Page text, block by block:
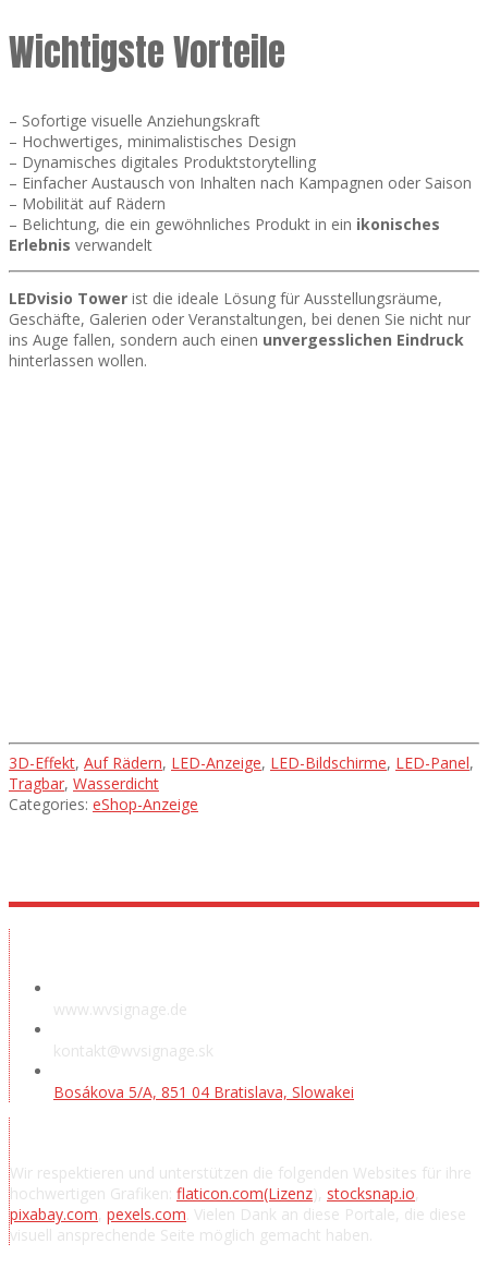
Wichtigste Vorteile
– Sofortige visuelle Anziehungskraft
– Hochwertiges, minimalistisches Design
– Dynamisches digitales Produktstorytelling
– Einfacher Austausch von Inhalten nach Kampagnen oder Saison
– Mobilität auf Rädern
– Belichtung, die ein gewöhnliches Produkt in ein ikonisches
Erlebnis verwandelt
LEDvisio Tower ist die ideale Lösung für Ausstellungsräume,
Geschäfte, Galerien oder Veranstaltungen, bei denen Sie nicht nur
ins Auge fallen, sondern auch einen unvergesslichen Eindruck
hinterlassen wollen.
3D-Effekt, Auf Rädern, LED-Anzeige, LED-Bildschirme, LED-Panel,
Tragbar, Wasserdicht
Categories: eShop-Anzeige
www.wvsignage.de
kontakt@wvsignage.sk
Bosákova 5/A, 851 04 Bratislava, Slowakei
Wir respektieren und unterstützen die folgenden Websites für ihre
hochwertigen Grafiken: flaticon.com(Lizenz), stocksnap.io
pixabay.com pexels.com . Vielen Dank an diese Portale, die diese
visuell ansprechende Seite möglich gemacht haben.